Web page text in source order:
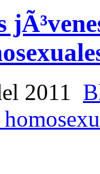
2011